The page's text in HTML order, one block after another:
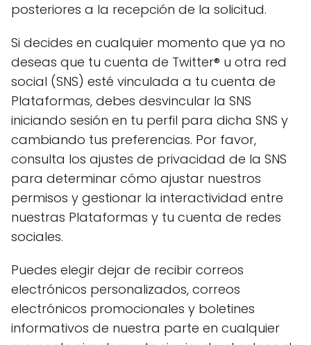
posteriores a la recepción de la solicitud.
Si decides en cualquier momento que ya no
deseas que tu cuenta de Twitter® u otra red
social (SNS) esté vinculada a tu cuenta de
Plataformas, debes desvincular la SNS
iniciando sesión en tu perfil para dicha SNS y
cambiando tus preferencias. Por favor,
consulta los ajustes de privacidad de la SNS
para determinar cómo ajustar nuestros
permisos y gestionar la interactividad entre
nuestras Plataformas y tu cuenta de redes
sociales.
Puedes elegir dejar de recibir correos
electrónicos personalizados, correos
electrónicos promocionales y boletines
informativos de nuestra parte en cualquier